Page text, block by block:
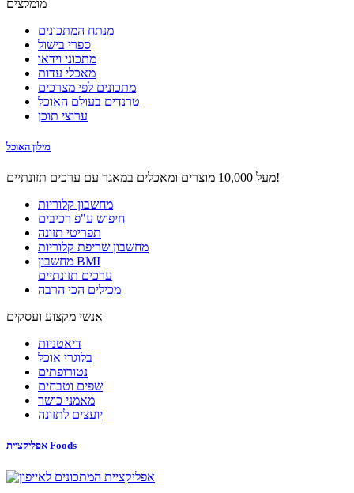
מומלצים
מנתח המתכונים
ספרי בישול
מתכוני וידאו
מאכלי עדות
מתכונים לפי מצרכים
טרנדים בעולם האוכל
ערוצי תוכן
מילון האוכל
מעל 10,000 מוצרים ומאכלים במאגר עם ערכים תזונתיים!
מחשבון קלוריות
חיפוש ע"פ רכיבים
תפריטי תזונה
מחשבון שריפת קלוריות
מחשבון BMI
ערכים תזונתיים
מכילים הכי הרבה
אנשי מקצוע ועסקים
דיאטניות
בלוגרי אוכל
נטורופתים
שפים וטבחים
מאמני כושר
יועצים לתזונה
אפליקציית Foods